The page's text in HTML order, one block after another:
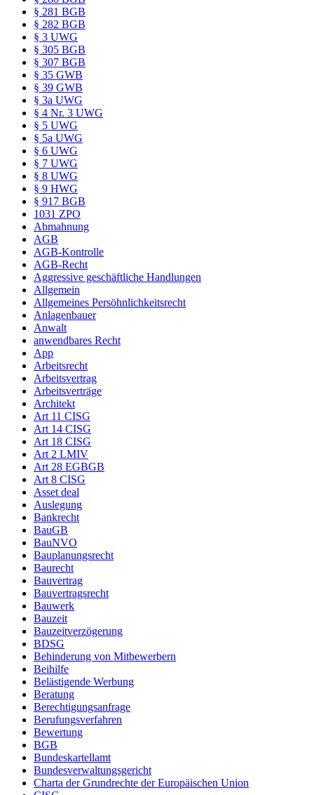
§ 281 BGB
§ 282 BGB
§ 3 UWG
§ 305 BGB
§ 307 BGB
§ 35 GWB
§ 39 GWB
§ 3a UWG
§ 4 Nr. 3 UWG
§ 5 UWG
§ 5a UWG
§ 6 UWG
§ 7 UWG
§ 8 UWG
§ 9 HWG
§ 917 BGB
1031 ZPO
Abmahnung
AGB
AGB-Kontrolle
AGB-Recht
Aggressive geschäftliche Handlungen
Allgemein
Allgemeines Persöhnlichkeitsrecht
Anlagenbauer
Anwalt
anwendbares Recht
App
Arbeitsrecht
Arbeitsvertrag
Arbeitsverträge
Architekt
Art 11 CISG
Art 14 CISG
Art 18 CISG
Art 2 LMIV
Art 28 EGBGB
Art 8 CISG
Asset deal
Auslegung
Bankrecht
BauGB
BauNVO
Bauplanungsrecht
Baurecht
Bauvertrag
Bauvertragsrecht
Bauwerk
Bauzeit
Bauzeitverzögerung
BDSG
Behinderung von Mitbewerbern
Beihilfe
Belästigende Werbung
Beratung
Berechtigungsanfrage
Berufungsverfahren
Bewertung
BGB
Bundeskartellamt
Bundesverwaltungsgericht
Charta der Grundrechte der Europäischen Union